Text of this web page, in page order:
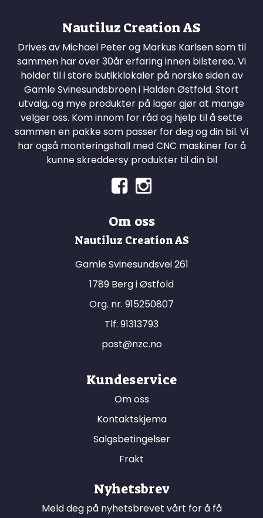
Nautiluz Creation AS
Drives av Michael Peter og Markus Karlsen som til
sammen har over 30år erfaring innen bilstereo. Vi
holder til i store butikklokaler på norske siden av
Gamle Svinesundsbroen i Halden Østfold. Stort
utvalg, og mye produkter på lager gjør at mange
velger oss. Kom innom for råd og hjelp til å sette
sammen en pakke som passer for deg og din bil. Vi
har også monteringshall med CNC maskiner for å
kunne skreddersy produkter til din bil
Om oss
Nautiluz Creation AS
Gamle Svinesundsvei 261
1789 Berg i Østfold
Org. nr. 915250807
Tlf: 91313793
post@nzc.no
Kundeservice
Om oss
Kontaktskjema
Salgsbetingelser
Frakt
Nyhetsbrev
Meld deg på nyhetsbrevet vårt for å få